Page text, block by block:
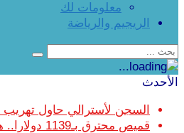
معلومات لك
الريجيم والرياضة
الأحدث
السجن لأسترالي حاول
قميص محترق بـ1139 دولارا.. هل تفقد الموضة عقلها؟